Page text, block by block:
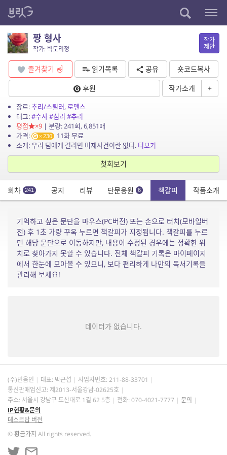
짱 형사
작가: 빅토리정
작가
제안
즐겨찾기 읽기목록 공유
숏코드복사
후원
작가소개 +
장르:추리/스릴러,로맨스
태그:#수사#심리 #추리
평점
×9| 분량: 241회, 6,851매
가격:
230
11화 무료
소개: 우리 팀에게 걸리면 미제사건이란 없다. 더보기
첫회보기
회차 241 공지 리뷰 단문응원 6 책갈피 작품소개
기억하고 싶은 문단을 마우스(PC버전) 또는 손으로 터치(모바일버
전) 후 1초 가량 꾸욱 누르면 책갈피가 지정됩니다. 책갈피를 누르
면 해당 문단으로 이동하지만, 내용이 수정된 경우에는 정확한 위
치로 찾아가지 못할 수 있습니다. 전체 책갈피 기록은 마이페이지
에서 한눈에 모아볼 수 있으니, 보다 편리하게 나만의 독서기록을
관리해 보세요!
데이터가 없습니다.
(주)민음인 대표: 박근섭 사업자번호: 211-88-33701
통신판매업신고: 제2013-서울강남-02625호
주소: 서울시 강남구 도산대로 1길 62 5층
전화: 070-4021-7777
문의
IP현황&문의
데스크탑 버전
©황금가지 All rights reserved.